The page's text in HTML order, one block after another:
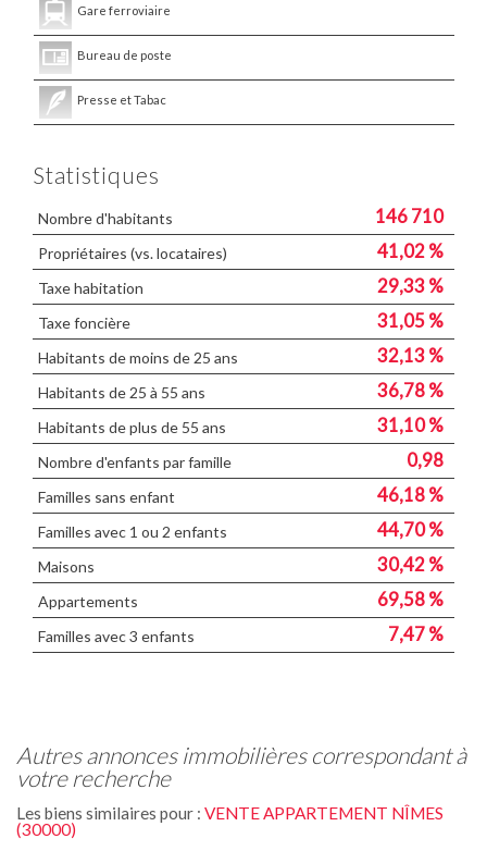
Gare ferroviaire
Bureau de poste
Presse et Tabac
Statistiques
Nombre d'habitants 146 710
Propriétaires (vs. locataires) 41,02 %
Taxe habitation 29,33 %
Taxe foncière 31,05 %
Habitants de moins de 25 ans 32,13 %
Habitants de 25 à 55 ans 36,78 %
Habitants de plus de 55 ans 31,10 %
Nombre d'enfants par famille 0,98
Familles sans enfant 46,18 %
Familles avec 1 ou 2 enfants 44,70 %
Maisons 30,42 %
Appartements 69,58 %
Familles avec 3 enfants 7,47 %
autres annonces immobilières correspondant à
votre recherche
Les biens similaires pour : VENTE APPARTEMENT NÎMES
(30000)